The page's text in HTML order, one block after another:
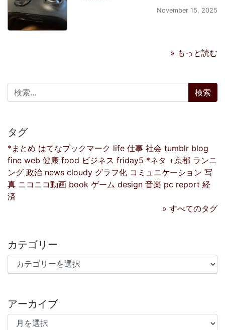
November 15, 2025
» もっと読む
検索:
タグ
*まとめ はてなブックマーク life 仕事 社会 tumblr blog
fine web 健康 food ビジネス friday5 *ネタ +京都 ランニ
ング 政治 news cloudy グラフ化 コミュニケーション 写
真 ニコニコ動画 book ゲーム design 音楽 pc report 経
済
» すべてのタグ
カテゴリー
カテゴリー
アーカイブ
アーカイブ